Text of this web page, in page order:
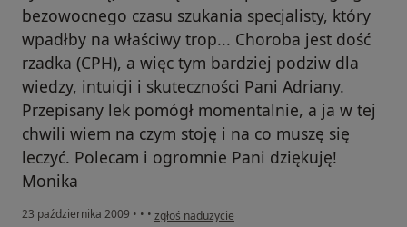
bezowocnego czasu szukania specjalisty, który
wpadłby na właściwy trop... Choroba jest dość
rzadka (CPH), a więc tym bardziej podziw dla
wiedzy, intuicji i skuteczności Pani Adriany.
Przepisany lek pomógł momentalnie, a ja w tej
chwili wiem na czym stoję i na co muszę się
leczyć. Polecam i ogromnie Pani dziękuję!
Monika
23 października 2009 • • • w opinii użytkownika siostrzyca
zgłoś nadużycie